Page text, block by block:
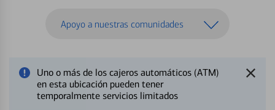
Apoyo a nuestras comunidades
Uno o más de los cajeros automáticos (ATM)
en esta ubicación pueden tener
temporalmente servicios limitados